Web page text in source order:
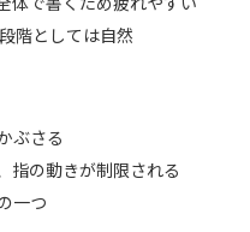
階としては自然
ぶさる
指の動きが制限される
一つ